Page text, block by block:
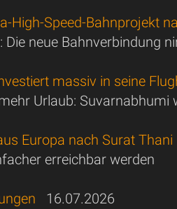
High-Speed-Bahnprojekt
neue Bahnverbindung
massiv in seine
Urlaub: Suvarnabhumi
Europa nach Surat Thani
erreichbar werden
16.07.2026